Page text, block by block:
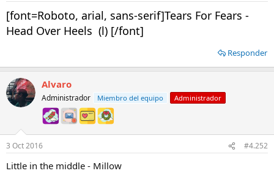
[font=Roboto, arial, sans-serif]Tears For Fears -
Head Over Heels (l) [/font]
Responder
Alvaro
Administrador Miembro del equipo Administrador
3 Oct 2016 #4.252
Little in the middle - Millow